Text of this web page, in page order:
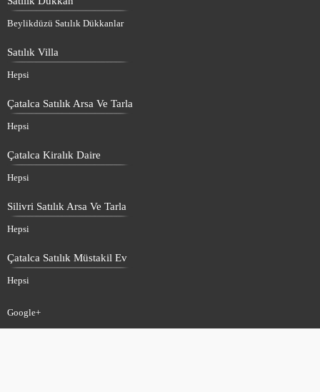
Beylikdüzü Satılık Dükkanlar
Satılık Villa
Hepsi
Çatalca Satılık Arsa Ve Tarla
Hepsi
Çatalca Kiralık Daire
Hepsi
Silivri Satılık Arsa Ve Tarla
Hepsi
Çatalca Satılık Müstakil Ev
Hepsi
Google+